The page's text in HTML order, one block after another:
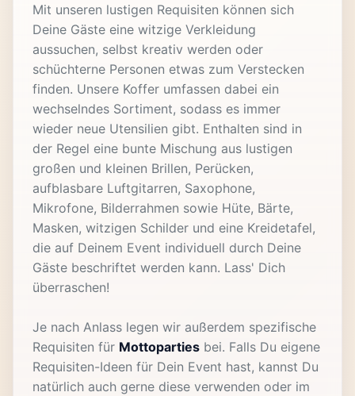
Mit unseren lustigen Requisiten können sich
Deine Gäste eine witzige Verkleidung
aussuchen, selbst kreativ werden oder
schüchterne Personen etwas zum Verstecken
finden. Unsere Koffer umfassen dabei ein
wechselndes Sortiment, sodass es immer
wieder neue Utensilien gibt. Enthalten sind in
der Regel eine bunte Mischung aus lustigen
großen und kleinen Brillen, Perücken,
aufblasbare Luftgitarren, Saxophone,
Mikrofone, Bilderrahmen sowie Hüte, Bärte,
Masken, witzigen Schilder und eine Kreidetafel,
die auf Deinem Event individuell durch Deine
Gäste beschriftet werden kann. Lass' Dich
überraschen!
Je nach Anlass legen wir außerdem spezifische
Requisiten für Mottoparties bei. Falls Du eigene
Requisiten-Ideen für Dein Event hast, kannst Du
natürlich auch gerne diese verwenden oder im